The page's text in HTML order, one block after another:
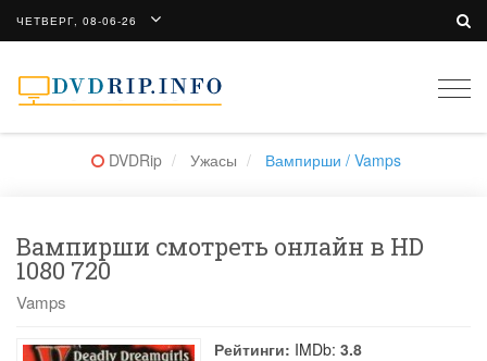
ЧЕТВЕРГ, 08-06-26
DVDRip Ужасы Вампирши / Vamps
Вампирши смотреть онлайн в HD
1080 720
Vamps
Рейтинги: IMDb: 3.8